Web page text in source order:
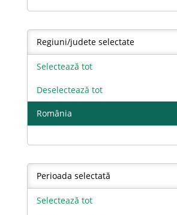
Regiuni/judete selectate
Selectează tot
Deselectează tot
România
Perioada selectată
Selectează tot